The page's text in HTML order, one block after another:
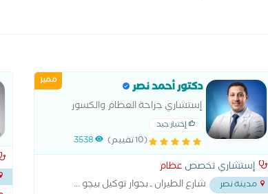
مميز دكتور أحمد نصر
إستشاري جراحة العظام والكسور
والمفاصل الصناعية والمناظير جراحة
اليد والعمود الفقري وتشوهات الأطفال
ماجستير جراحة العظام والكسور
والمفاصل الصناعية والمناظير
إختيار جيد
(10 تقييم) 3538
إستشاري تخصص عظام
مدينة نصر شارع الطيران ـ بجوار توكيل بيچو...